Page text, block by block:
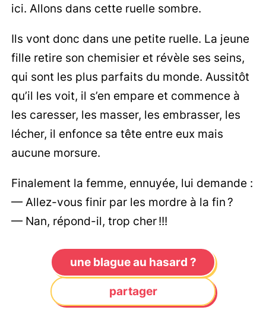
ici. Allons dans cette ruelle sombre.
Ils vont donc dans une petite ruelle. La jeune
fille retire son chemisier et révèle ses seins,
qui sont les plus parfaits du monde. Aussitôt
qu’il les voit, il s’en empare et commence à
les caresser, les masser, les embrasser, les
lécher, il enfonce sa tête entre eux mais
aucune morsure.
Finalement la femme, ennuyée, lui demande :
— Allez-vous finir par les mordre à la fin ?
— Nan, répond-il, trop cher !!!
une blague au hasard ?
partager